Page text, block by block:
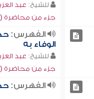
للشيخ: عبد
جزء من محاضرة (
الفهرس:
الوفاء به
للشيخ: عبد
جزء من محاضرة (
الفهرس: